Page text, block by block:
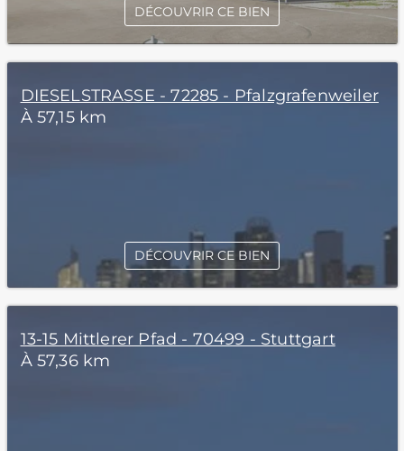
DÉCOUVRIR CE BIEN
DIESELSTRASSE - 72285 - Pfalzgrafenweiler
À 57,15 km
DÉCOUVRIR CE BIEN
13-15 Mittlerer Pfad - 70499 - Stuttgart
À 57,36 km